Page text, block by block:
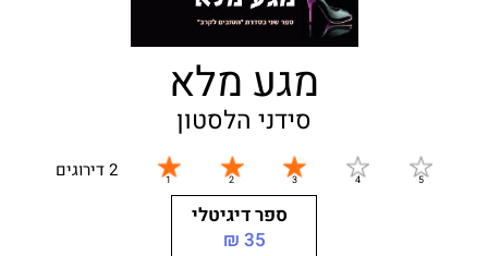
מגע מלא
סידני הלסטון
2 דירוגים
ספר דיגיטלי
35 ₪